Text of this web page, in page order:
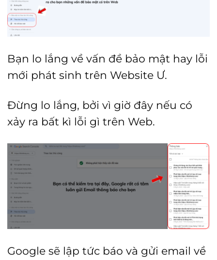
Bạn lo lắng về vấn đề bảo mật hay lỗi
mới phát sinh trên Website Ư.
Đừng lo lắng, bởi vì giờ đây nếu có
xảy ra bất kì lỗi gì trên Web.
Google sẽ lập tức báo và gửi email về